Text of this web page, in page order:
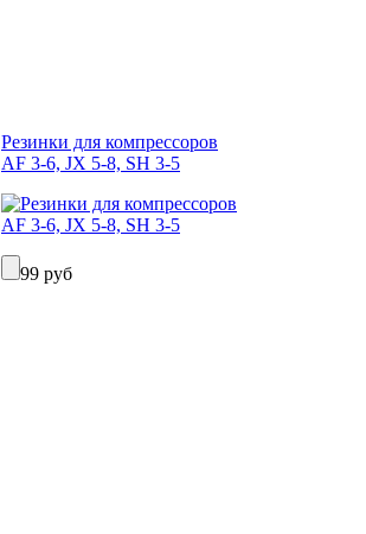
Резинки для компрессоров
AF 3-6, JX 5-8, SH 3-5
99 руб